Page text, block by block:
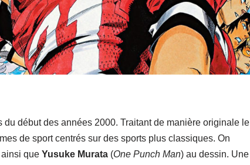
du début des années 2000. Traitant de manière originale le
de sport centrés sur des sports plus classiques. On
que Yusuke Murata (One Punch Man) au dessin. Une